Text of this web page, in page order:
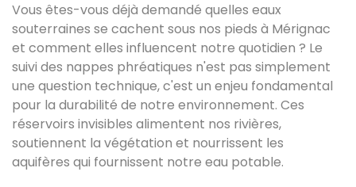
Vous êtes-vous déjà demandé quelles eaux
souterraines se cachent sous nos pieds à Mérignac
et comment elles influencent notre quotidien ? Le
suivi des nappes phréatiques n'est pas simplement
une question technique, c'est un enjeu fondamental
pour la durabilité de notre environnement. Ces
réservoirs invisibles alimentent nos rivières,
soutiennent la végétation et nourrissent les
aquifères qui fournissent notre eau potable.